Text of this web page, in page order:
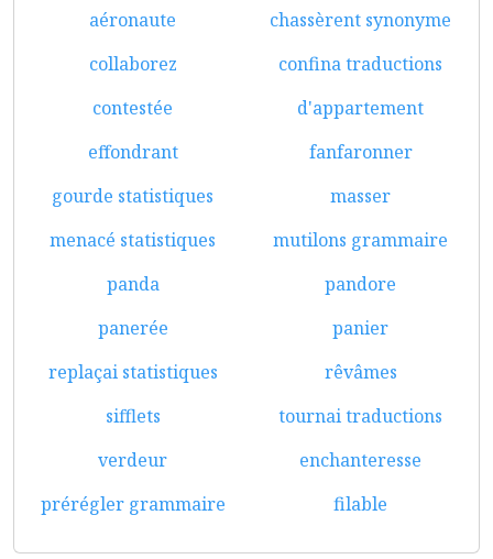
aéronaute
chassèrent synonyme
collaborez
confina traductions
contestée
d'appartement
effondrant
fanfaronner
gourde statistiques
masser
menacé statistiques
mutilons grammaire
panda
pandore
panerée
panier
replaçai statistiques
rêvâmes
sifflets
tournai traductions
verdeur
enchanteresse
prérégler grammaire
filable